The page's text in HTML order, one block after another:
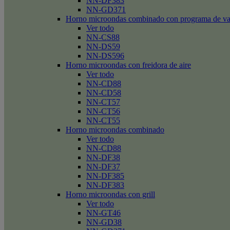
NN-GD371
Horno microondas combinado con programa de
Ver todo
NN-CS88
NN-DS59
NN-DS596
Horno microondas con freidora de aire
Ver todo
NN-CD88
NN-CD58
NN-CT57
NN-CT56
NN-CT55
Horno microondas combinado
Ver todo
NN-CD88
NN-DF38
NN-DF37
NN-DF385
NN-DF383
Horno microondas con grill
Ver todo
NN-GT46
NN-GD38